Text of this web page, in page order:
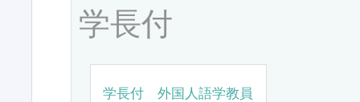
学長付
学長付 外国人語学教員